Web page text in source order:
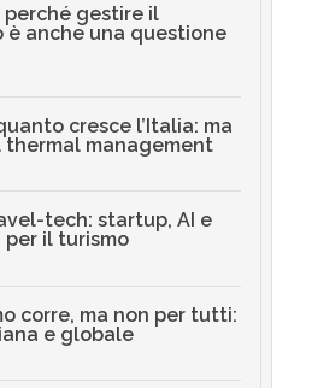
perché gestire il
è anche una questione
cresce l’Italia: ma
management
tech: startup, AI e
il turismo
corre, ma non per tutti:
e globale